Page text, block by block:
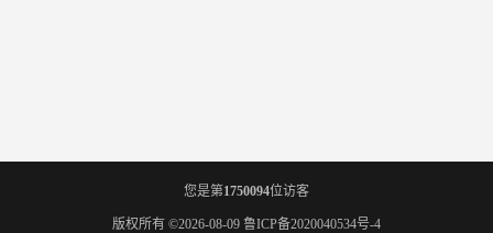
您是第1750094位访客
版权所有 ©2026-08-09 鲁ICP备2020040534号-4